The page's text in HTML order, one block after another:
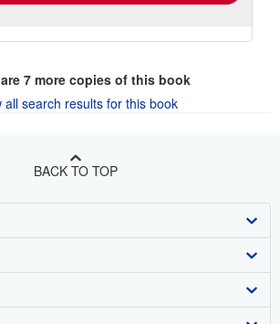
7more copies of this book
all search results for this book
BACK TO TOP